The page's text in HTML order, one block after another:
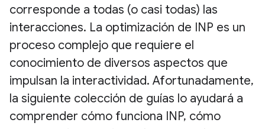
corresponde a todas (o casi todas) las
interacciones. La optimización de INP es un
proceso complejo que requiere el
conocimiento de diversos aspectos que
impulsan la interactividad. Afortunadamente,
la siguiente colección de guías lo ayudará a
comprender cómo funciona INP, cómo